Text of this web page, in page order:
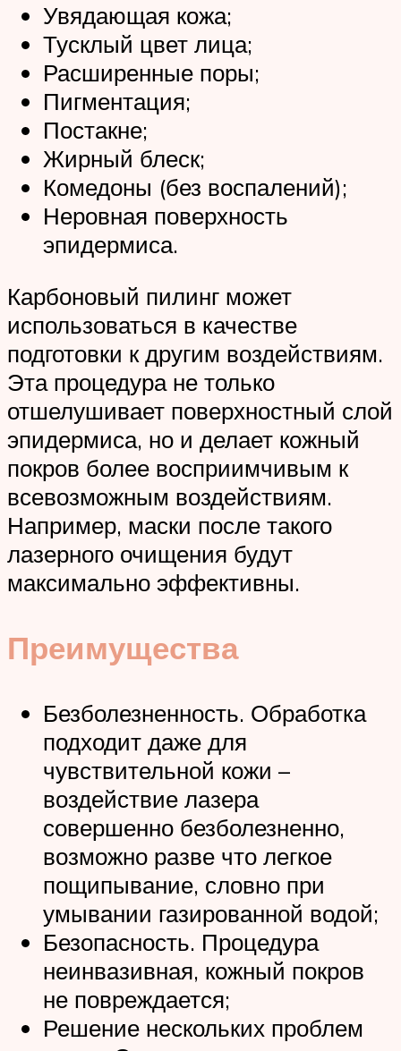
Увядающая кожа;
Тусклый цвет лица;
Расширенные поры;
Пигментация;
Постакне;
Жирный блеск;
Комедоны (без воспалений);
Неровная поверхность
эпидермиса.
Карбоновый пилинг может
использоваться в качестве
подготовки к другим воздействиям.
Эта процедура не только
отшелушивает поверхностный слой
эпидермиса, но и делает кожный
покров более восприимчивым к
всевозможным воздействиям.
Например, маски после такого
лазерного очищения будут
максимально эффективны.
Преимущества
Безболезненность. Обработка
подходит даже для
чувствительной кожи –
воздействие лазера
совершенно безболезненно,
возможно разве что легкое
пощипывание, словно при
умывании газированной водой;
Безопасность. Процедура
неинвазивная, кожный покров
не повреждается;
Решение нескольких проблем